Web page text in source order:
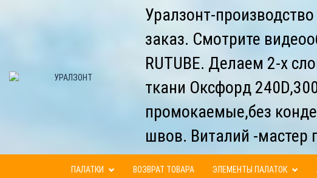
Уралзонт-
заказ. Смотрите
RUTUBE. Делаем 2-х
ткани Оксфорд
промокаемые,без
швов. Виталий -мастер
ПАЛАТКИ ВОЗВРАТ ТОВАРА ЭЛЕМЕНТЫ ПАЛАТОК